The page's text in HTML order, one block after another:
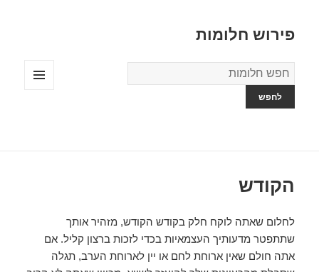
פירוש חלומות
מילון
החלומות
הקודש
לחלום שאתה לוקח חלק בקודש הקודש, מזהיר אותך
שתתפטר מדעותיך העצמאיות בכדי לזכות ברצון קליל. אם
אתה חולם שאין ארוחת לחם או יין לארוחת הערב, תגלה